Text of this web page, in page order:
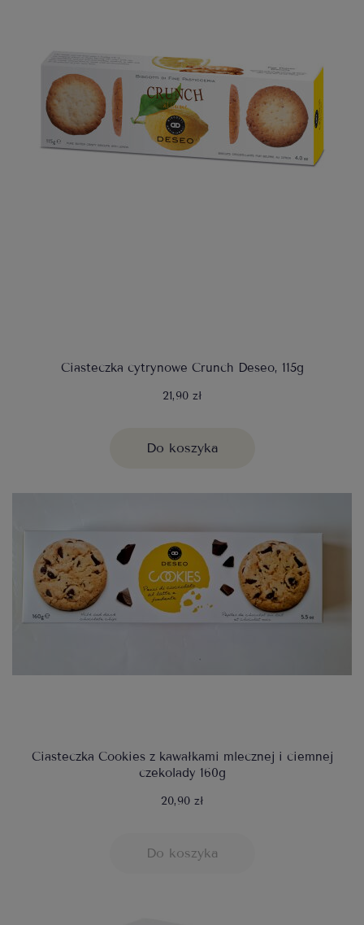
Ciasteczka cytrynowe Crunch Deseo, 115g
21,90 zł
Do koszyka
Ciasteczka Cookies z kawałkami mlecznej i ciemnej
czekolady 160g
20,90 zł
Do koszyka